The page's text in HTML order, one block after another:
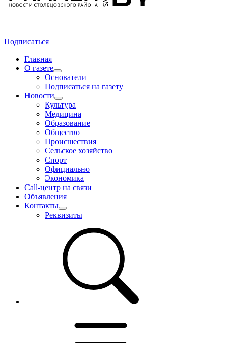
Подписаться
Главная
О газете
Основатели
Подписаться на газету
Новости
Культура
Медицина
Образование
Общество
Происшествия
Сельское хозяйство
Спорт
Официально
Экономика
Call-центр на связи
Объявления
Контакты
Реквизиты